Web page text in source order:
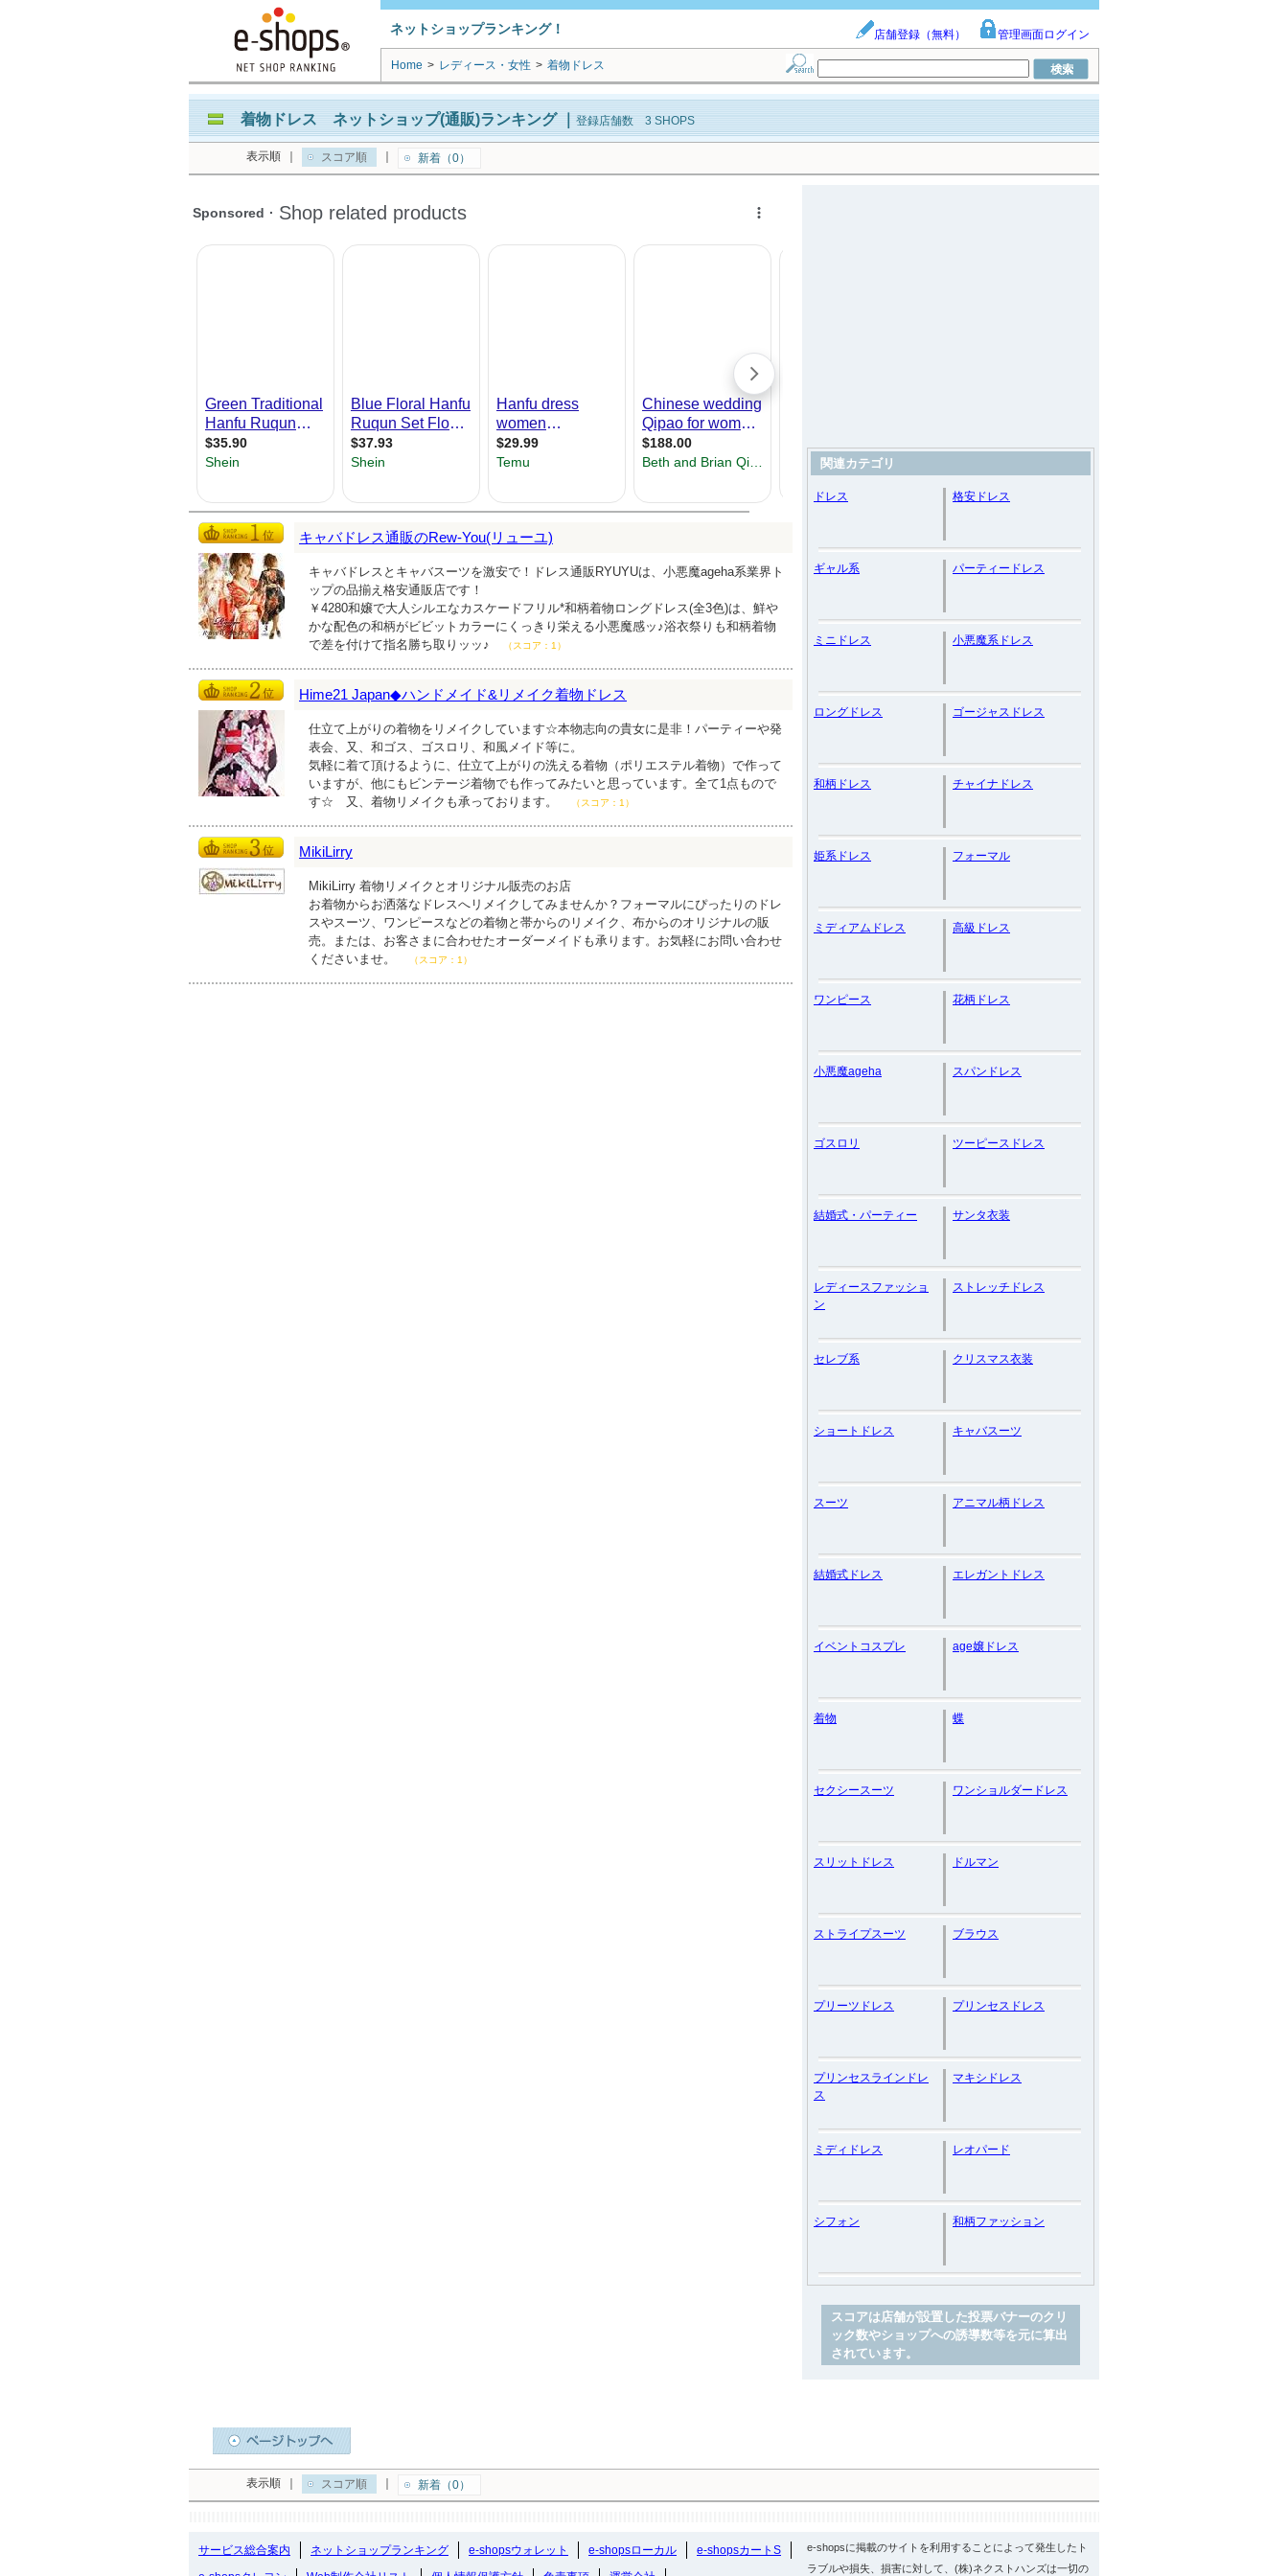
ネットショップランキング！ 店舗登録（無料） 管理画面ログイン
Home > レディース・女性 > 着物ドレス
着物ドレス ネットショップ(通販)ランキング｜ 登録店舗数 3 SHOPS
表示順 スコア順 新着（0）
キャバドレス通販のRew-You(リューユ)
キャバドレスとキャバスーツを激安で！ドレス通販RYUYUは、小悪魔ageha系業界ト
ップの品揃え格安通販店です！
￥4280和嬢で大人シルエなカスケードフリル*和柄着物ロングドレス(全3色)は、鮮や
かな配色の和柄がビビットカラーにくっきり栄える小悪魔感ッ♪浴衣祭りも和柄着物
で差を付けて指名勝ち取りッッ♪
（スコア：1）
Hime21 Japan◆ハンドメイド&リメイク着物ドレス
仕立て上がりの着物をリメイクしています☆本物志向の貴女に是非！パーティーや発
表会、又、和ゴス、ゴスロリ、和風メイド等に。
気軽に着て頂けるように、仕立て上がりの洗える着物（ポリエステル着物）で作って
いますが、他にもビンテージ着物でも作ってみたいと思っています。全て1点もので
す☆ 又、着物リメイクも承っております。
（スコア：1）
MikiLirry
MikiLirry 着物リメイクとオリジナル販売のお店
お着物からお洒落なドレスへリメイクしてみませんか？フォーマルにぴったりのドレ
スやスーツ、ワンピースなどの着物と帯からのリメイク、布からのオリジナルの販
売。または、お客さまに合わせたオーダーメイドも承ります。お気軽にお問い合わせ
くださいませ。
（スコア：1）
関連カテゴリ
ドレス 格安ドレス
ギャル系 パーティードレス
ミニドレス 小悪魔系ドレス
ロングドレス ゴージャスドレス
和柄ドレス チャイナドレス
姫系ドレス フォーマル
ミディアムドレス 高級ドレス
ワンピース 花柄ドレス
小悪魔ageha スパンドレス
ゴスロリ ツーピースドレス
結婚式・パーティー サンタ衣装
レディースファッショ
ン
ストレッチドレス
セレブ系 クリスマス衣装
ショートドレス キャバスーツ
スーツ アニマル柄ドレス
結婚式ドレス エレガントドレス
イベントコスプレ age嬢ドレス
着物 蝶
セクシースーツ ワンショルダードレス
スリットドレス ドルマン
ストライプスーツ ブラウス
プリーツドレス プリンセスドレス
プリンセスラインドレ
ス
マキシドレス
ミディドレス レオパード
シフォン 和柄ファッション
スコアは店舗が設置した投票バナーのクリ
ック数やショップへの誘導数等を元に算出
されています。
表示順 スコア順 新着（0）
サービス総合案内 ネットショップランキング e-shopsウォレット e-shopsローカル
e-shopsカートS
e-shopsに掲載のサイトを利用することによって発生したト
ラブルや損失、損害に対して、(株)ネクストハンズは一切の